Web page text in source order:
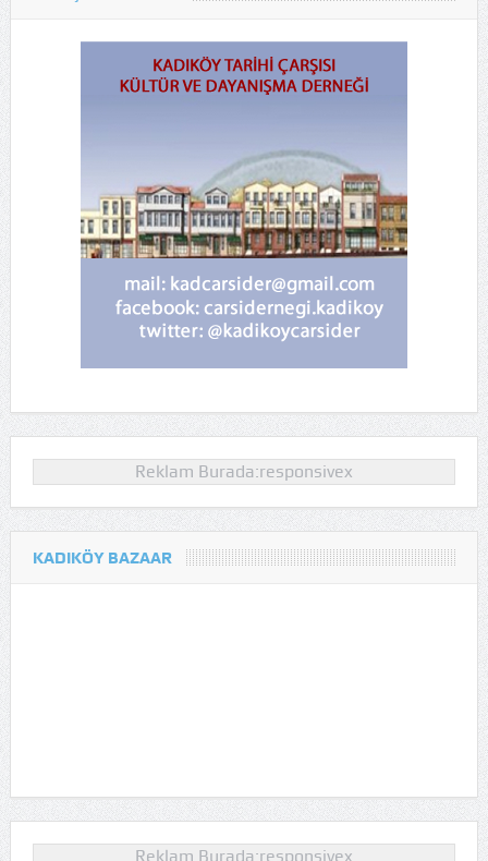
Reklam Burada:responsivex
KADIKÖY BAZAAR
Reklam Burada:responsivex